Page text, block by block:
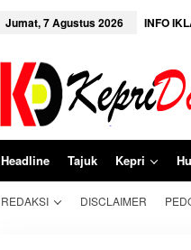
Jumat, 7 Agustus 2026 INFO
Headline Tajuk Kepri
REDAKSI DISCLAIMER